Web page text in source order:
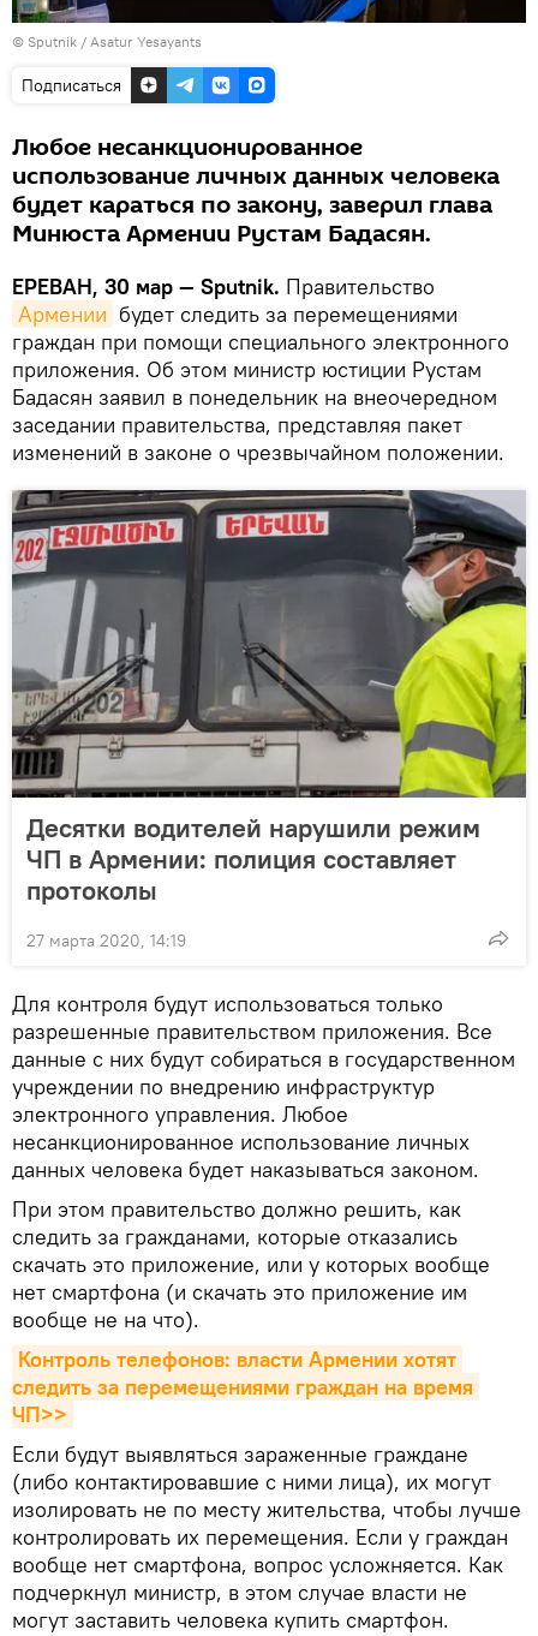
© Sputnik / Asatur Yesayants
Подписаться
Любое несанкционированное
использование личных данных человека
будет караться по закону, заверил глава
Минюста Армении Рустам Бадасян.
ЕРЕВАН, 30 мар — Sputnik. Правительство
Армении будет следить за перемещениями
граждан при помощи специального электронного
приложения. Об этом министр юстиции Рустам
Бадасян заявил в понедельник на внеочередном
заседании правительства, представляя пакет
изменений в законе о чрезвычайном положении.
Десятки водителей нарушили режим
ЧП в Армении: полиция составляет
протоколы
27 марта 2020, 14:19
Для контроля будут использоваться только
разрешенные правительством приложения. Все
данные с них будут собираться в государственном
учреждении по внедрению инфраструктур
электронного управления. Любое
несанкционированное использование личных
данных человека будет наказываться законом.
При этом правительство должно решить, как
следить за гражданами, которые отказались
скачать это приложение, или у которых вообще
нет смартфона (и скачать это приложение им
вообще не на что).
Контроль телефонов: власти Армении хотят
следить за перемещениями граждан на время
ЧП>>
Если будут выявляться зараженные граждане
(либо контактировавшие с ними лица), их могут
изолировать не по месту жительства, чтобы лучше
контролировать их перемещения. Если у граждан
вообще нет смартфона, вопрос усложняется. Как
подчеркнул министр, в этом случае власти не
могут заставить человека купить смартфон.